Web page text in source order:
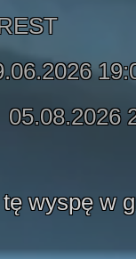
05.08.2026
wyspę w